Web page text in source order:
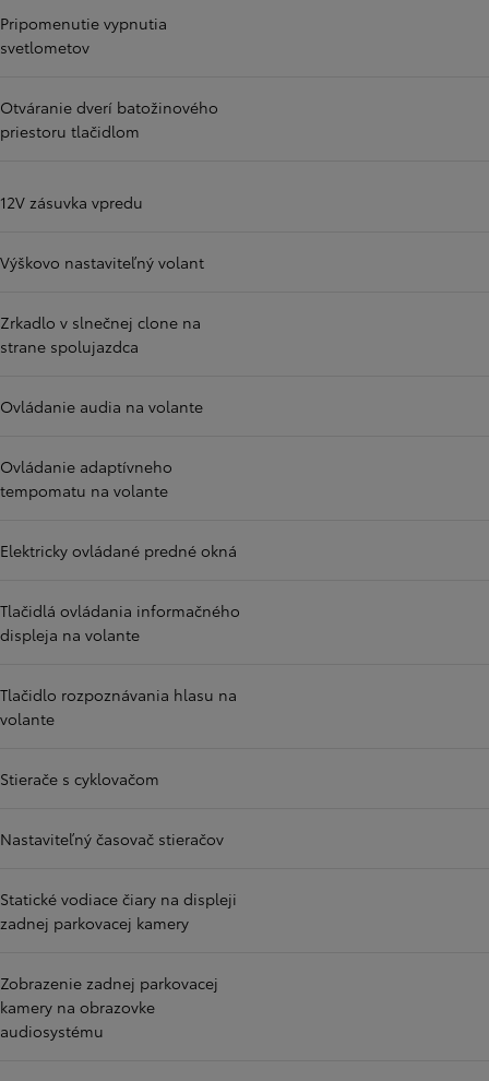
Pripomenutie vypnutia
svetlometov
Otváranie dverí batožinového
priestoru tlačidlom
12V zásuvka vpredu
Výškovo nastaviteľný volant
Zrkadlo v slnečnej clone na
strane spolujazdca
Ovládanie audia na volante
Ovládanie adaptívneho
tempomatu na volante
Elektricky ovládané predné okná
Tlačidlá ovládania informačného
displeja na volante
Tlačidlo rozpoznávania hlasu na
volante
Stierače s cyklovačom
Nastaviteľný časovač stieračov
Statické vodiace čiary na displeji
zadnej parkovacej kamery
Zobrazenie zadnej parkovacej
kamery na obrazovke
audiosystému